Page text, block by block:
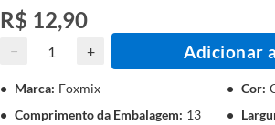
R$ 12,90
− + Adicionar
Marca: Foxmix Cor:
Comprimento da Embalagem: 13